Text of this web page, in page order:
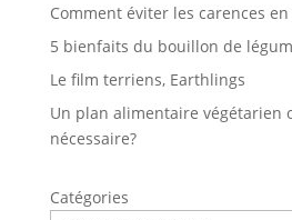
Comment éviter les carences
5 bienfaits du bouillon de
Le film terriens, Earthlings
Un plan alimentaire végétarien
nécessaire?
Catégories